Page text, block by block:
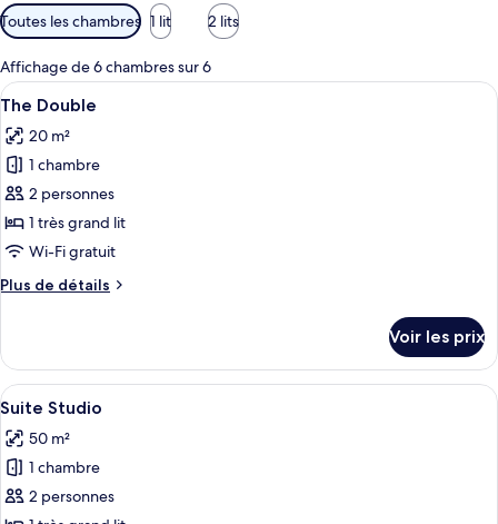
Filtres
disponibles
pour
les
chambres
Toutes les chambres 1 lit 2 lits
Affichage de 6 chambres sur 6
Afficher
toutes
les
photos
pour
ce
type
chambre :
Une chambre d’hôtel comprenant
6
The Double
20 m²
1 chambre
2 personnes
1 très grand lit
Wi-Fi gratuit
Plus de détails
Plus
le
type
de
The
Double
Voir les prix
Afficher
toutes
les
photos
pour
Une chambre d’hôtel moderne
7
Suite Studio
50 m²
1 chambre
2 personnes